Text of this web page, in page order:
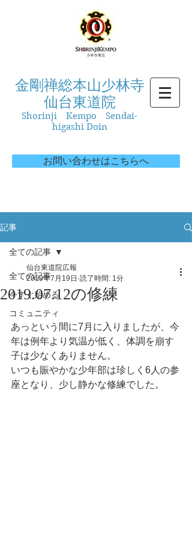
金剛禅総本山少林寺
仙台東道院
Shorinji Kempo Sendai-
higashi Doin
お問い合わせはこちらへ
記事
全ての記事
今すぐ始める
コミュニティ
全ての記事
2019.07.12の修練
仙台東道院広報
2019年7月19日 読了時間: 1分
あっという間に7月に入りましたが、今
年は例年より気温が低く、体調を崩す
子は少なくありません。
いつも賑やかな少年部は珍しく6人の参
座となり、少し静かな修練でした。